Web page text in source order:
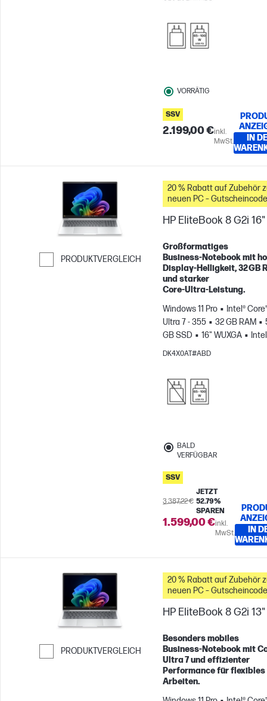
VORRÄTIG
SSV
2.199,00 €inkl.
MwSt.
IN
PRODUKTVERGLEICH
Weiter zum Vergleichen
20 % Rabatt auf Zubehör
neuen PC –
WBW20
HP EliteBook 8 G2i 16"
Großformatiges
Business‑Notebook mit
Display‑Helligkeit, 32 GB
und starker
Core‑Ultra‑Leistung.
Windows 11 Pro
Intel®
Ultra 7 - 355
32 GB RAM
GB SSD
16" WUXGA
Grafikkarte
DK4X0AT#ABD
BALD
VERFÜGBAR
SSV
3.387,22 €
JETZT
52.79%
SPAREN
1.599,00 €inkl.
MwSt.
IN
PRODUKTVERGLEICH
Weiter zum Vergleichen
20 % Rabatt auf Zubehör
neuen PC –
WBW20
HP EliteBook 8 G2i 13"
Besonders mobiles
Business‑Notebook mit
Ultra 7 und effizienter
Performance für flexibles
Arbeiten.